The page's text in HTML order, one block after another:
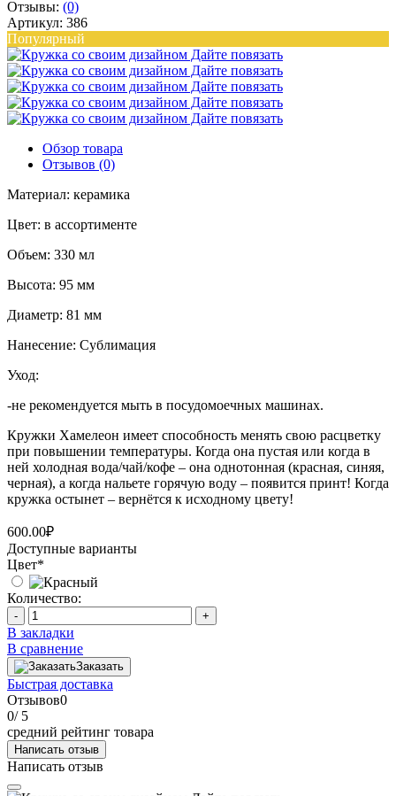
Отзывы: (0)
Артикул: 386
Популярный
Обзор товара
Отзывов (0)
Материал: керамика
Цвет: в ассортименте
Объем: 330 мл
Высота: 95 мм
Диаметр: 81 мм
Нанесение: Сублимация
Уход:
-не рекомендуется мыть в посудомоечных машинах.
Кружки Хамелеон имеет способность менять свою расцветку
при повышении температуры. Когда она пустая или когда в
ней холодная вода/чай/кофе – она однотонная (красная, синяя,
черная), а когда нальете горячую воду – появится принт! Когда
кружка остынет – вернётся к исходному цвету!
600.00₽
Доступные варианты
Цвет*
Количество:
- +
В закладки
В сравнение
Заказать
Быстрая доставка
Отзывов0
0/ 5
средний рейтинг товара
Написать отзыв
Написать отзыв